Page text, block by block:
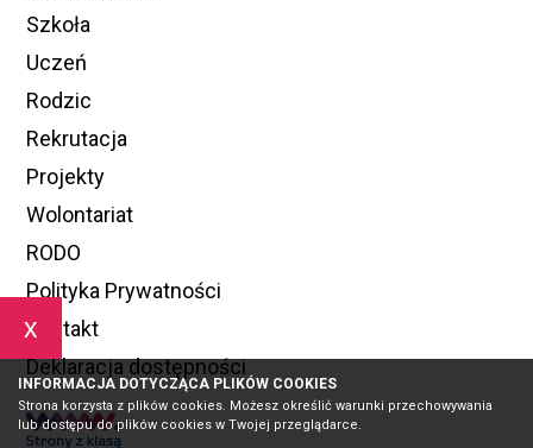
x
INFORMACJA DOTYCZĄCA PLIKÓW COOKIES
Strona korzysta z plików cookies. Możesz określić warunki przechowywania
lub dostępu do plików cookies w Twojej przeglądarce.
Szkoła
Uczeń
Rodzic
Rekrutacja
Projekty
Wolontariat
RODO
Polityka Prywatności
Kontakt
Deklaracja dostępności